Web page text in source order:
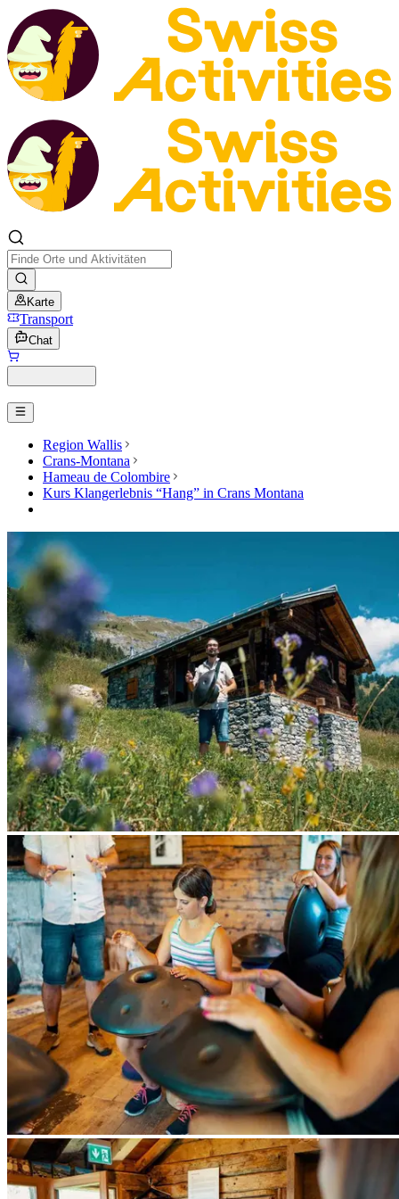
Karte
Transport
Chat
Region Wallis
Crans-Montana
Hameau de Colombire
Kurs Klangerlebnis “Hang” in Crans Montana